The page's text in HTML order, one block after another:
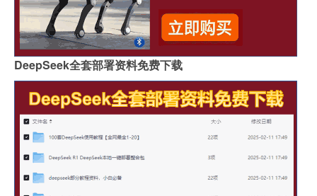
DeepSeek全套部署资料免费下载